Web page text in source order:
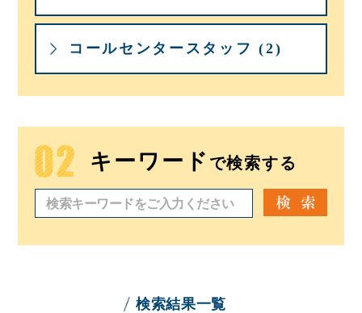
コールセンタースタッフ (2)
キーワード で検索する
検索結果一覧